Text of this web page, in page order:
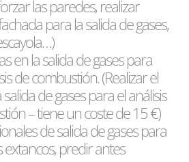
las paredes, realizar
para la salida de gases,
en la salida de gases para
de combustión. (Realizar el
de gases para el análisis
– tiene un coste de 15 €)
de salida de gases para
predir antes